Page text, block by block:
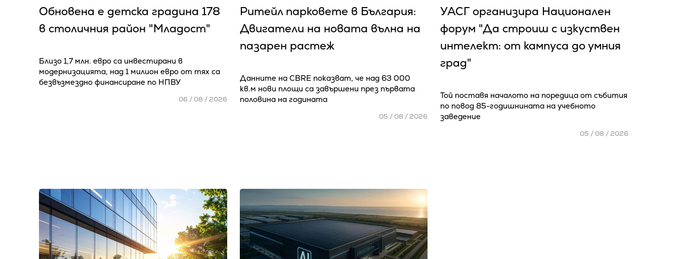
Обновена е детска градина 178
в столичния район "Младост"
Близо 1,7 млн. евро са инвестирани в
модернизацията, над 1 милион евро от тях са
безвъзмездно финансиране по НПВУ
06 / 08 / 2026
Ритейл парковете в България:
Двигатели на новата вълна на
пазарен растеж
Данните на CBRE показват, че над 63 000
кв.м нови площи са завършени през първата
половина на годината
05 / 08 / 2026
УАСГ организира Национален
форум "Да строиш с изкуствен
интелект: от кампуса до умния
град"
Той поставя началото на поредица от събития
по повод 85-годишнината на учебното
заведение
05 / 08 / 2026